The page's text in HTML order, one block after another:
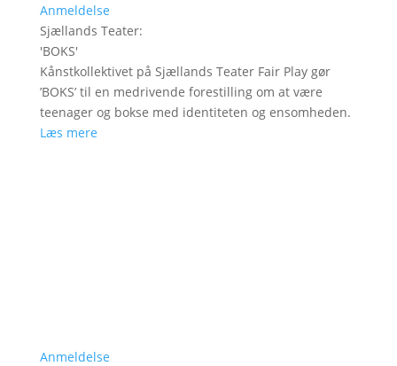
Anmeldelse
Sjællands Teater:
'BOKS'
Kånstkollektivet på Sjællands Teater Fair Play gør
’BOKS’ til en medrivende forestilling om at være
teenager og bokse med identiteten og ensomheden.
Læs mere
Anmeldelse